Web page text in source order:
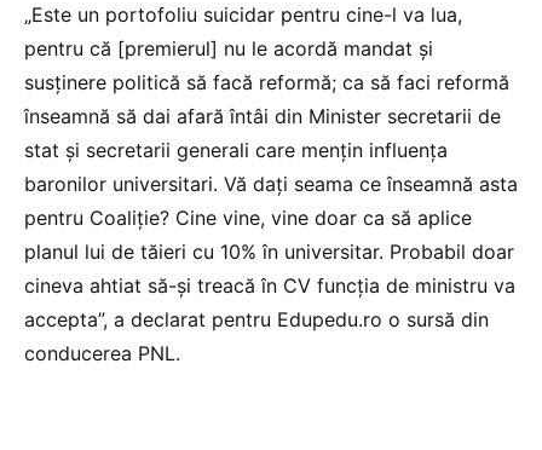
„Este un portofoliu suicidar pentru cine-l va lua,
pentru că [premierul] nu le acordă mandat și
susținere politică să facă reformă; ca să faci reformă
înseamnă să dai afară întâi din Minister secretarii de
stat și secretarii generali care mențin influența
baronilor universitari. Vă dați seama ce înseamnă asta
pentru Coaliție? Cine vine, vine doar ca să aplice
planul lui de tăieri cu 10% în universitar. Probabil doar
cineva ahtiat să-și treacă în CV funcția de ministru va
accepta”, a declarat pentru Edupedu.ro o sursă din
conducerea PNL.